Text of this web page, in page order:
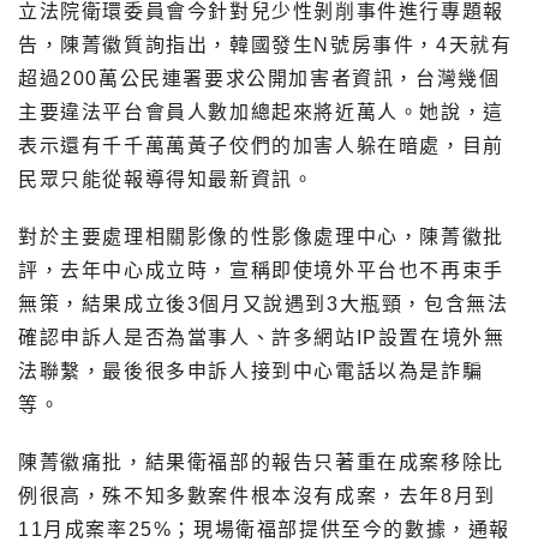
立法院衛環委員會今針對兒少性剝削事件進行專題報
告，陳菁徽質詢指出，韓國發生N號房事件，4天就有
超過200萬公民連署要求公開加害者資訊，台灣幾個
主要違法平台會員人數加總起來將近萬人。她說，這
表示還有千千萬萬黃子佼們的加害人躲在暗處，目前
民眾只能從報導得知最新資訊。
對於主要處理相關影像的性影像處理中心，陳菁徽批
評，去年中心成立時，宣稱即使境外平台也不再束手
無策，結果成立後3個月又說遇到3大瓶頸，包含無法
確認申訴人是否為當事人、許多網站IP設置在境外無
法聯繫，最後很多申訴人接到中心電話以為是詐騙
等。
陳菁徽痛批，結果衛福部的報告只著重在成案移除比
例很高，殊不知多數案件根本沒有成案，去年8月到
11月成案率25%；現場衛福部提供至今的數據，通報